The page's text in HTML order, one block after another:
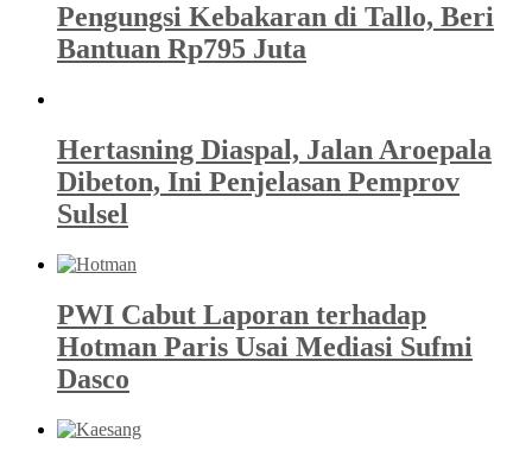
Pengungsi Kebakaran di Tallo, Beri
Bantuan Rp795 Juta
Hertasning Diaspal, Jalan Aroepala
Dibeton, Ini Penjelasan Pemprov
Sulsel
PWI Cabut Laporan terhadap
Hotman Paris Usai Mediasi Sufmi
Dasco